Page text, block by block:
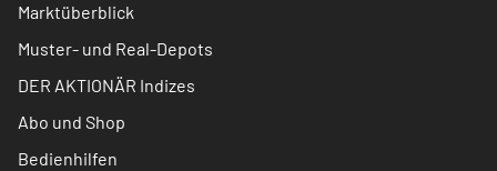
Marktüberblick
Muster- und Real-Depots
DER AKTIONÄR Indizes
Abo und Shop
Bedienhilfen